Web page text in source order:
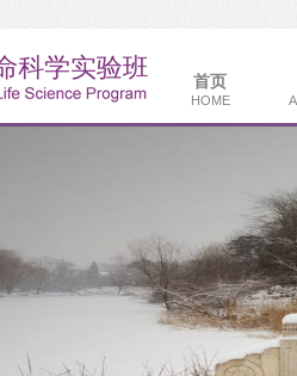
首页
HOME